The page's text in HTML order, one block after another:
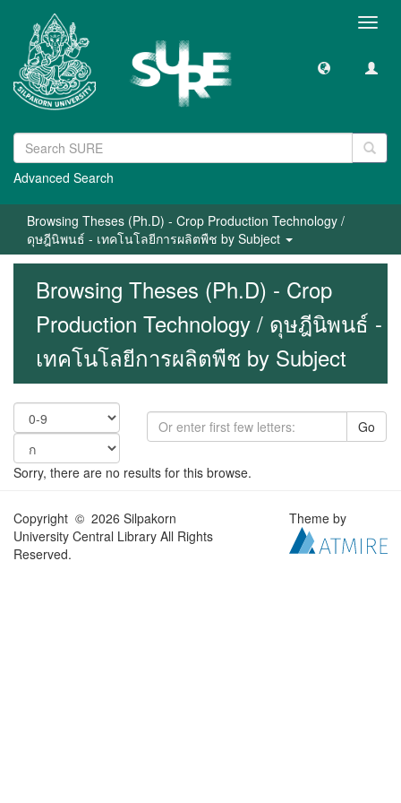
Advanced Search
Browsing Theses (Ph.D) - Crop Production Technology /
ดุษฎีนิพนธ์ - เทคโนโลยีการผลิตพืช by Subject
Browsing Theses (Ph.D) - Crop
Production Technology / ดุษฎีนิพนธ์ -
เทคโนโลยีการผลิตพืช by Subject
Go
Sorry, there are no results for this browse.
Copyright © 2026 Silpakorn
University Central Library All Rights
Reserved.
Theme by